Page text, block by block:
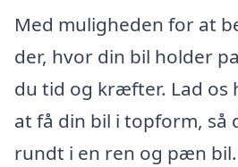
Med muligheden for at
der, hvor din bil holder
du tid og kræfter. Lad os
at få din bil i topform, så
rundt i en ren og pæn